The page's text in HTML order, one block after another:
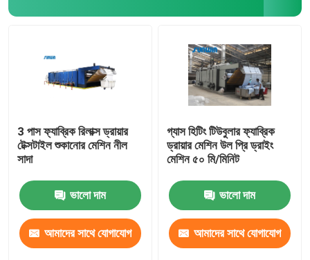
রিলাক্স ড্রায়ার মেশিন
3 পাস ফ্যাব্রিক রিলাক্স ড্রায়ার
টেক্সটাইল শুকানোর মেশিন নীল
সাদা
ভালো দাম
আমাদের সাথে যোগাযোগ
গ্যাস হিটিং টিউবুলার ফ্যাব্রিক
ড্রায়ার মেশিন উল প্রি ড্রাইং
মেশিন ৫০ মি/মিনিট
ভালো দাম
আমাদের সাথে যোগাযোগ